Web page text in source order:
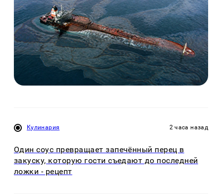
Кулинария 2 часа назад
Один соус превращает запечённый перец в
закуску, которую гости съедают до последней
ложки - рецепт